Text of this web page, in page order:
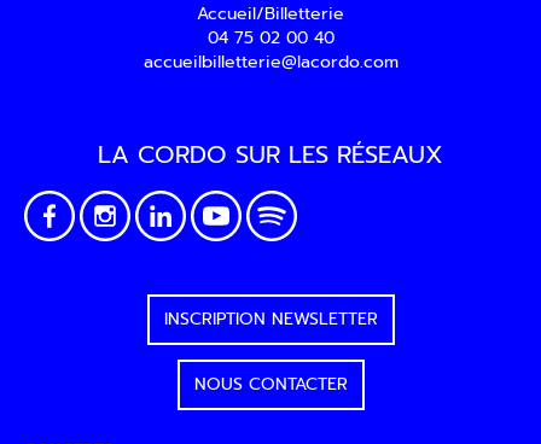
Accueil/Billetterie
04 75 02 00 40
accueilbilletterie@lacordo.com
LA CORDO SUR LES RÉSEAUX
INSCRIPTION NEWSLETTER
NOUS CONTACTER